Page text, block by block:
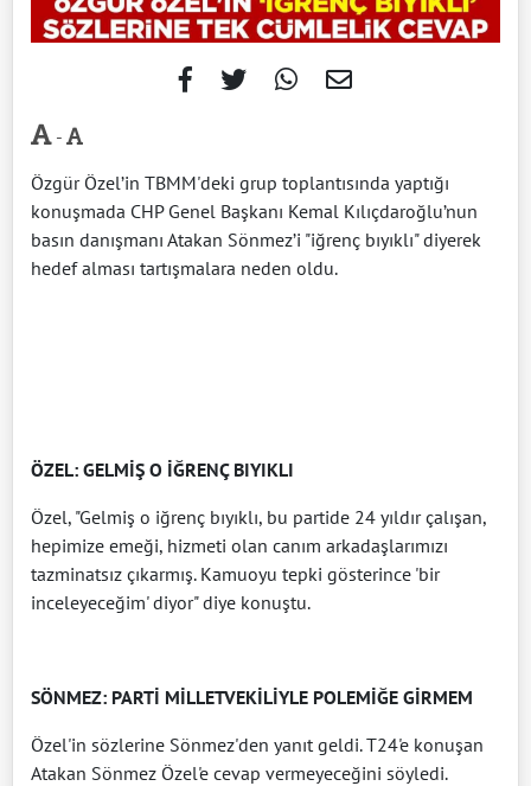
-
Özgür Özel’in TBMM'deki grup toplantısında yaptığı
konuşmada CHP Genel Başkanı Kemal Kılıçdaroğlu’nun
basın danışmanı Atakan Sönmez’i "iğrenç bıyıklı" diyerek
hedef alması tartışmalara neden oldu.
ÖZEL: GELMİŞ O İĞRENÇ BIYIKLI
Özel, "Gelmiş o iğrenç bıyıklı, bu partide 24 yıldır çalışan,
hepimize emeği, hizmeti olan canım arkadaşlarımızı
tazminatsız çıkarmış. Kamuoyu tepki gösterince 'bir
inceleyeceğim' diyor" diye konuştu.
SÖNMEZ: PARTİ MİLLETVEKİLİYLE POLEMİĞE GİRMEM
Özel'in sözlerine Sönmez'den yanıt geldi. T24'e konuşan
Atakan Sönmez Özel'e cevap vermeyeceğini söyledi.